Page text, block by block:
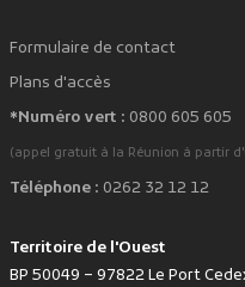
Formulaire de contact
Plans d'accès
*Numéro vert : 0800 605 605
(appel gratuit à la Réunion à partir
Téléphone : 0262 32 12 12
Territoire de l'Ouest
BP 50049 – 97822 Le Port